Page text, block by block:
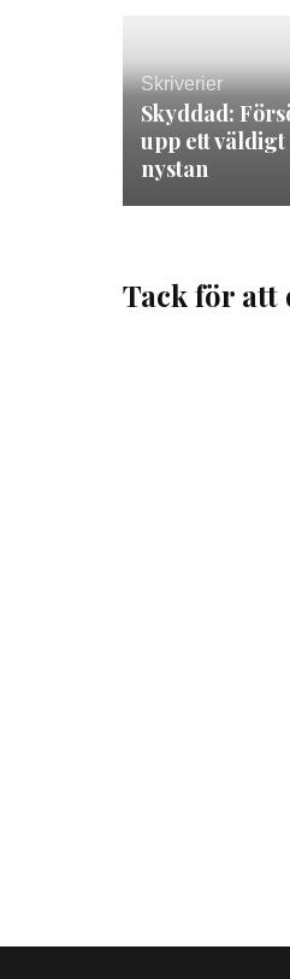
Skriverier
Skyddad:
upp ett
nystan
Tack för